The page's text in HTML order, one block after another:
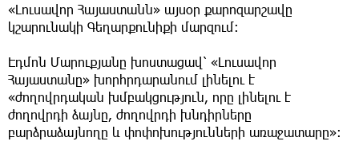
«Լուսավոր Հայաստանն» այսօր քարոզարշավը
կշարունակի Գեղարքունիքի մարզում։
Էդմոն Մարուքյանը խոստացավ՝ «Լուսավոր
Հայաստանը» խորհրդարանում լինելու է
«ժողովրդական խմբակցություն, որը լինելու է
ժողովրդի ձայնը, ժողովրդի խնդիրները
բարձրաձայնողը և փոփոխությունների առաջատարը»։